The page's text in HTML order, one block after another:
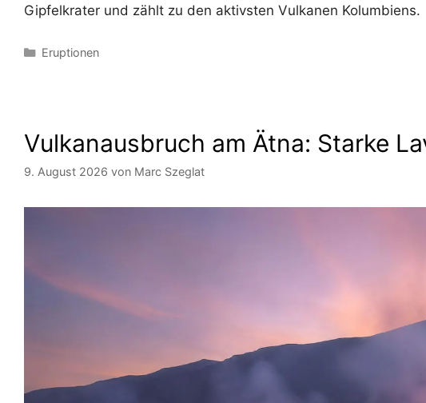
Gipfelkrater und zählt zu den aktivsten Vulkanen Kolumbiens.
Kategorien
Eruptionen
Vulkanausbruch am Ätna: Starke
9. August 2026 von Marc Szeglat